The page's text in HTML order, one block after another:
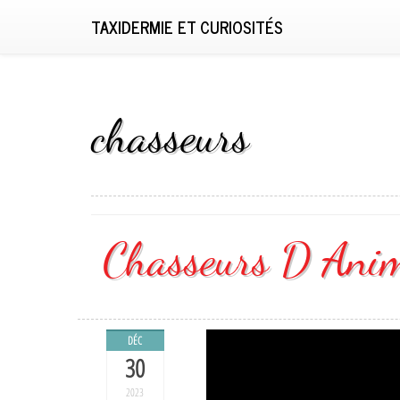
TAXIDERMIE ET CURIOSITÉS
chasseurs
Chasseurs D
DÉC
30
2023